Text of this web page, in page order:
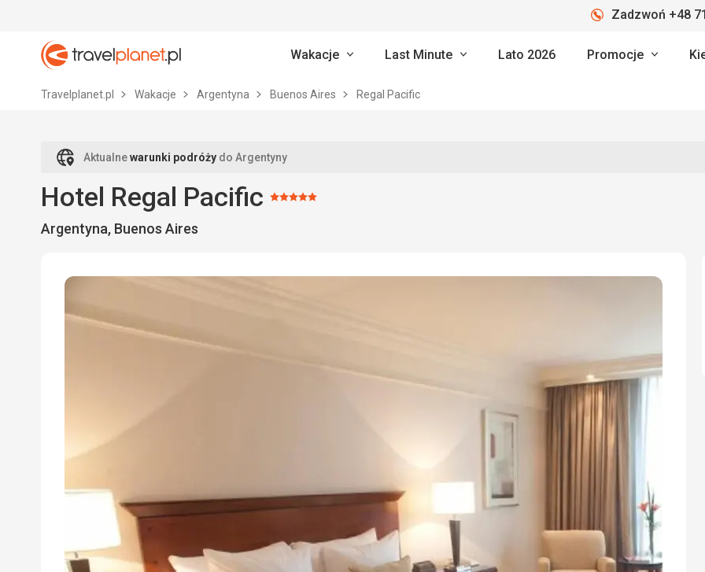
Travelplanet.pl
Zadzwoń +48
Wakacje Last Minute Lato 2026 Promocje
Travelplanet.pl Wakacje Argentyna Buenos Aires Regal Pacific
Aktualnewarunki podróży do Argentyny
Hotel Regal Pacific Ocena:
Argentyna, Buenos Aires